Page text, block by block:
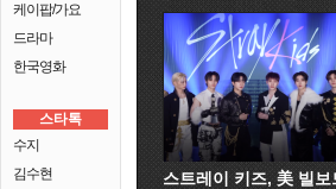
케이팝/가요
드라마
한국영화
스타톡
수지
김수현
스트레이 키즈, 美 빌보